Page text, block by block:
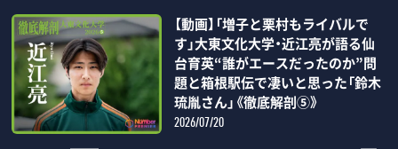
【動画】「増子と栗村もライバルで
す」大東文化大学・近江亮が語る仙
台育英“誰がエースだったのか”問
題と箱根駅伝で凄いと思った「鈴木
琉胤さん」《徹底解剖⑤》
2026/07/20